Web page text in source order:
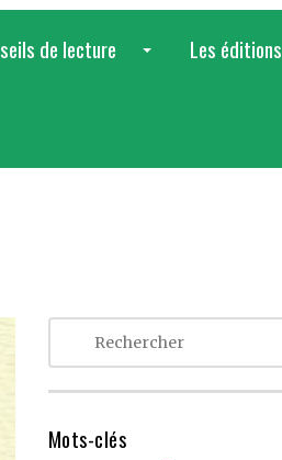
de lecture
Les éditions
Mots-clés